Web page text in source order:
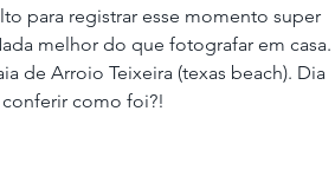
para registrar esse momento super
melhor do que fotografar em casa.
de Arroio Teixeira (texas beach). Dia
como foi?!